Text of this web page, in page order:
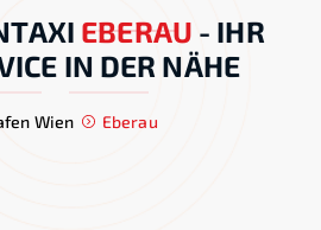
EBERAU - IHR
IN DER NÄHE
Wien Eberau